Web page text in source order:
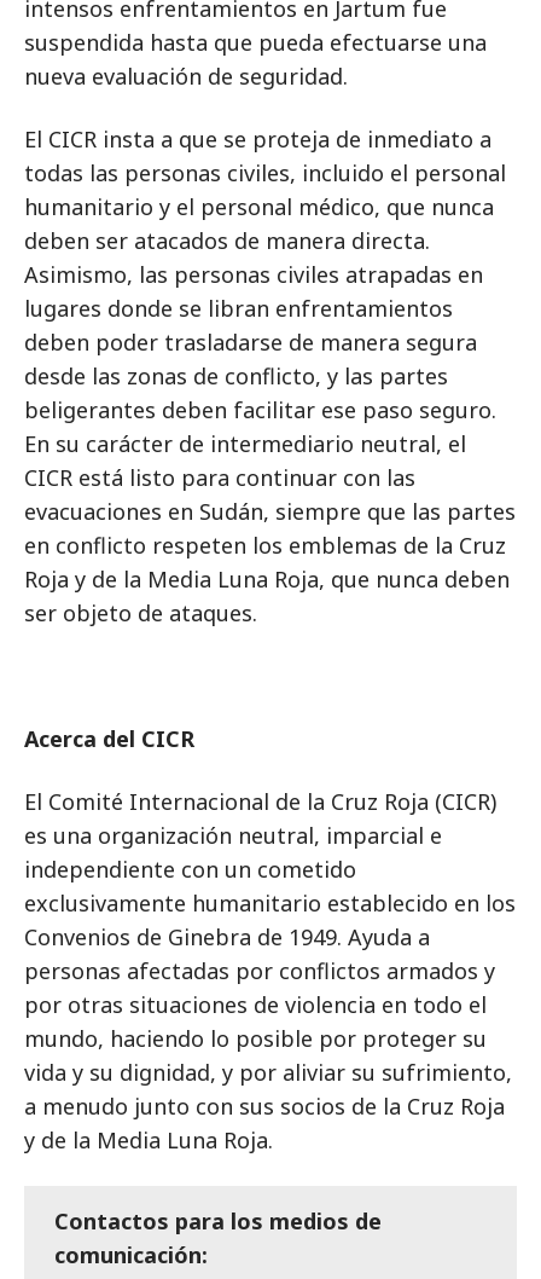
intensos enfrentamientos en Jartum fue
suspendida hasta que pueda efectuarse una
nueva evaluación de seguridad.
El CICR insta a que se proteja de inmediato a
todas las personas civiles, incluido el personal
humanitario y el personal médico, que nunca
deben ser atacados de manera directa.
Asimismo, las personas civiles atrapadas en
lugares donde se libran enfrentamientos
deben poder trasladarse de manera segura
desde las zonas de conflicto, y las partes
beligerantes deben facilitar ese paso seguro.
En su carácter de intermediario neutral, el
CICR está listo para continuar con las
evacuaciones en Sudán, siempre que las partes
en conflicto respeten los emblemas de la Cruz
Roja y de la Media Luna Roja, que nunca deben
ser objeto de ataques.
Acerca del CICR
El Comité Internacional de la Cruz Roja (CICR)
es una organización neutral, imparcial e
independiente con un cometido
exclusivamente humanitario establecido en los
Convenios de Ginebra de 1949. Ayuda a
personas afectadas por conflictos armados y
por otras situaciones de violencia en todo el
mundo, haciendo lo posible por proteger su
vida y su dignidad, y por aliviar su sufrimiento,
a menudo junto con sus socios de la Cruz Roja
y de la Media Luna Roja.
Contactos para los medios de
comunicación: